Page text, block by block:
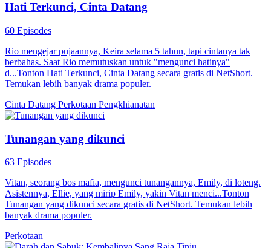
Hati Terkunci, Cinta Datang
60 Episodes
Rio mengejar pujaannya, Keira selama 5 tahun, tapi cintanya tak
berbahas. Saat Rio memutuskan untuk "mengunci hatinya"
d...Tonton Hati Terkunci, Cinta Datang secara gratis di NetShort.
Temukan lebih banyak drama populer.
Cinta Datang Perkotaan Pengkhianatan
Tunangan yang dikunci
63 Episodes
Vitan, seorang bos mafia, mengunci tunangannya, Emily, di loteng.
Asistennya, Ellie, yang mirip Emily, yakin Vitan menci...Tonton
Tunangan yang dikunci secara gratis di NetShort. Temukan lebih
banyak drama populer.
Perkotaan